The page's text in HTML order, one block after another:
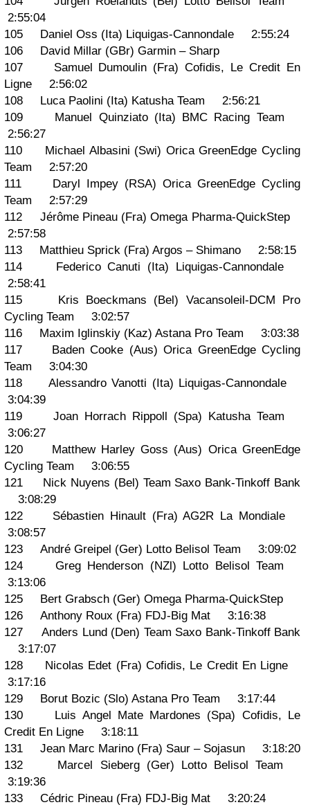
2:55:04
105 Daniel Oss (Ita) Liquigas-Cannondale 2:55:24
106 David Millar (GBr) Garmin – Sharp
107 Samuel Dumoulin (Fra) Cofidis, Le Credit En
Ligne 2:56:02
108 Luca Paolini (Ita) Katusha Team 2:56:21
109 Manuel Quinziato (Ita) BMC Racing Team
2:56:27
110 Michael Albasini (Swi) Orica GreenEdge Cycling
Team 2:57:20
111 Daryl Impey (RSA) Orica GreenEdge Cycling
Team 2:57:29
112 Jérôme Pineau (Fra) Omega Pharma-QuickStep
2:57:58
113 Matthieu Sprick (Fra) Argos – Shimano 2:58:15
114 Federico Canuti (Ita) Liquigas-Cannondale
2:58:41
115 Kris Boeckmans (Bel) Vacansoleil-DCM Pro
Cycling Team 3:02:57
116 Maxim Iglinskiy (Kaz) Astana Pro Team 3:03:38
117 Baden Cooke (Aus) Orica GreenEdge Cycling
Team 3:04:30
118 Alessandro Vanotti (Ita) Liquigas-Cannondale
3:04:39
119 Joan Horrach Rippoll (Spa) Katusha Team
3:06:27
120 Matthew Harley Goss (Aus) Orica GreenEdge
Cycling Team 3:06:55
121 Nick Nuyens (Bel) Team Saxo Bank-Tinkoff Bank
3:08:29
122 Sébastien Hinault (Fra) AG2R La Mondiale
3:08:57
123 André Greipel (Ger) Lotto Belisol Team 3:09:02
124 Greg Henderson (NZl) Lotto Belisol Team
3:13:06
125 Bert Grabsch (Ger) Omega Pharma-QuickStep
126 Anthony Roux (Fra) FDJ-Big Mat 3:16:38
127 Anders Lund (Den) Team Saxo Bank-Tinkoff Bank
3:17:07
128 Nicolas Edet (Fra) Cofidis, Le Credit En Ligne
3:17:16
129 Borut Bozic (Slo) Astana Pro Team 3:17:44
130 Luis Angel Mate Mardones (Spa) Cofidis, Le
Credit En Ligne 3:18:11
131 Jean Marc Marino (Fra) Saur – Sojasun 3:18:20
132 Marcel Sieberg (Ger) Lotto Belisol Team
3:19:36
133 Cédric Pineau (Fra) FDJ-Big Mat 3:20:24